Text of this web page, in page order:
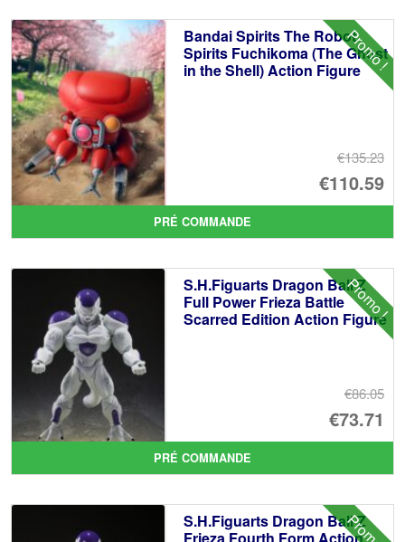
Promo !
Bandai Spirits The Robot
Spirits Fuchikoma (The Ghost
in the Shell) Action Figure
€135.23
Le
€110.59
Le
PRÉ COMMANDE
Promo !
S.H.Figuarts Dragon Ball Z
Full Power Frieza Battle
Scarred Edition Action Figure
€86.05
€73.71
Le
PRÉ COMMANDE
S.H.Figuarts Dragon Ball Z